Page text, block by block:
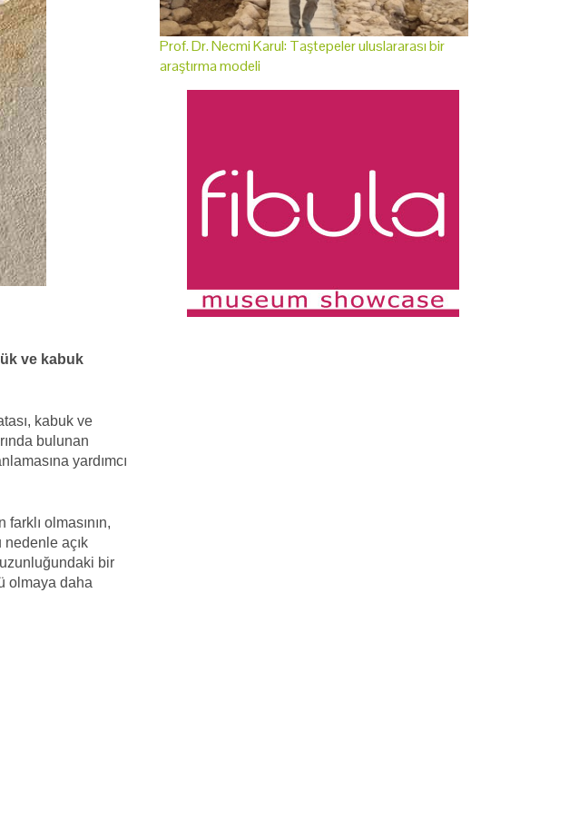
ve kabuk
kabuk ve
bulunan
yardımcı
olmasının,
nedenle açık
bir
olmaya daha
Prof. Dr. Necmi Karul: Taştepeler uluslararası bir
araştırma modeli